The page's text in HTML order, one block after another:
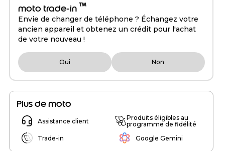
moto trade-in ™
Envie de changer de téléphone ? Échangez votre
ancien appareil et obtenez un crédit pour l'achat
de votre nouveau !
Oui Non
Plus de moto
Assistance client
Produits éligibles au
programme de fidélité
Trade-in
Google Gemini